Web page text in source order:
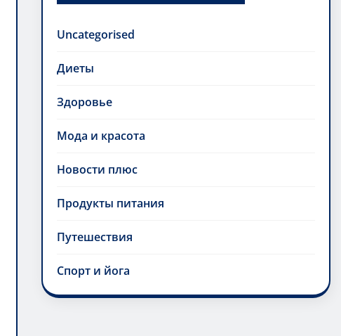
Uncategorised
Диеты
Здоровье
Мода и красота
Новости плюс
Продукты питания
Путешествия
Спорт и йога